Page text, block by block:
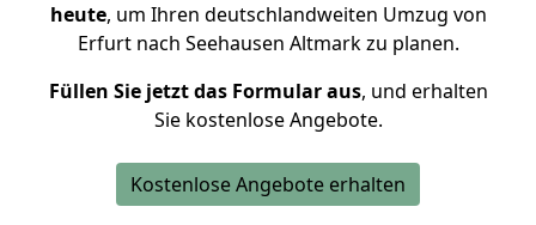
heute, um Ihren deutschlandweiten Umzug von
Erfurt nach Seehausen Altmark zu planen.
Füllen Sie jetzt das Formular aus, und erhalten
Sie kostenlose Angebote.
Kostenlose Angebote erhalten